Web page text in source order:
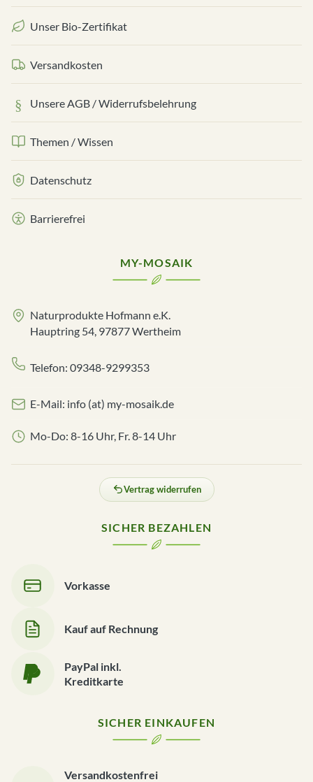
Unser Bio-Zertifikat
Versandkosten
Unsere AGB / Widerrufsbelehrung
Themen / Wissen
Datenschutz
Barrierefrei
MY-MOSAIK
Naturprodukte Hofmann e.K.
Hauptring 54, 97877 Wertheim
Telefon: 09348-9299353
E-Mail: info (at) my-mosaik.de
Mo-Do: 8-16 Uhr, Fr. 8-14 Uhr
Vertrag widerrufen
SICHER BEZAHLEN
Vorkasse
Kauf auf Rechnung
PayPal inkl.
Kreditkarte
SICHER EINKAUFEN
Versandkostenfrei